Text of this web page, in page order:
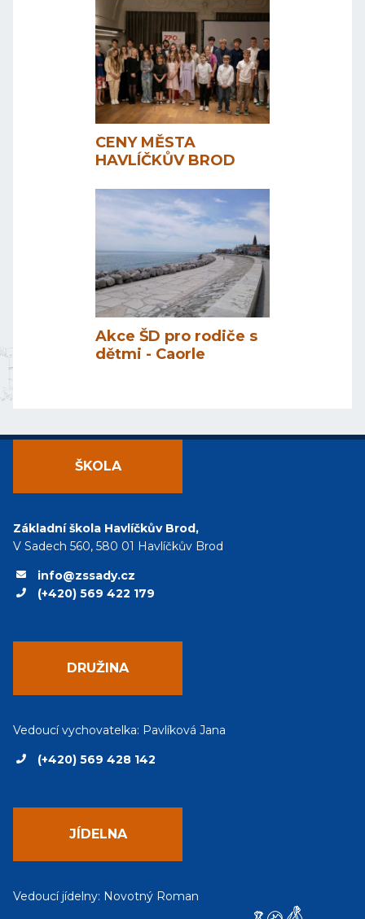
CENY MĚSTA
HAVLÍČKŮV BROD
Akce ŠD pro rodiče s
dětmi - Caorle
ŠKOLA
Základní škola Havlíčkův Brod,
V Sadech 560, 580 01 Havlíčkův Brod
info@zssady.cz
(+420) 569 422 179
DRUŽINA
Vedoucí vychovatelka: Pavlíková Jana
(+420) 569 428 142
JÍDELNA
Vedoucí jídelny: Novotný Roman